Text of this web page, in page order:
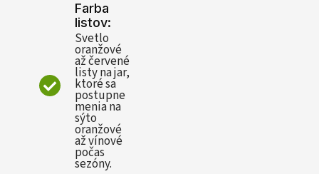
Farba
listov:
Svetlo
oranžové
až červené
listy na jar,
ktoré sa
postupne
menia na
sýto
oranžové
až vínové
počas
sezóny.